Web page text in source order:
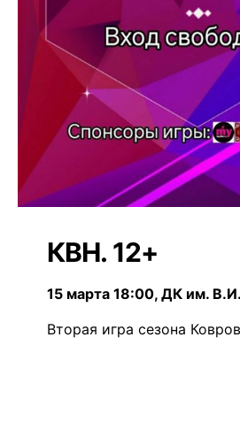
КВН. 12+
15 марта 18:00, ДК им.
Вторая игра сезона